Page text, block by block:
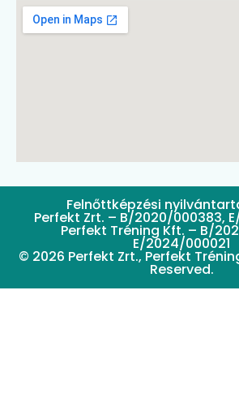
Felnőttképzési
Perfekt Zrt. – B/2020/000383,
Perfekt Tréning Kft. – B/
E/2024/000021
© 2026 Perfekt Zrt., Perfekt
Reserved.